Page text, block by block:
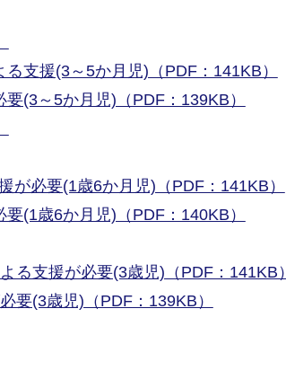
支援(3～5か月児)（PDF：141KB）
(3～5か月児)（PDF：139KB）
必要(1歳6か月児)（PDF：141KB）
(1歳6か月児)（PDF：140KB）
る支援が必要(3歳児)（PDF：141KB）
要(3歳児)（PDF：139KB）